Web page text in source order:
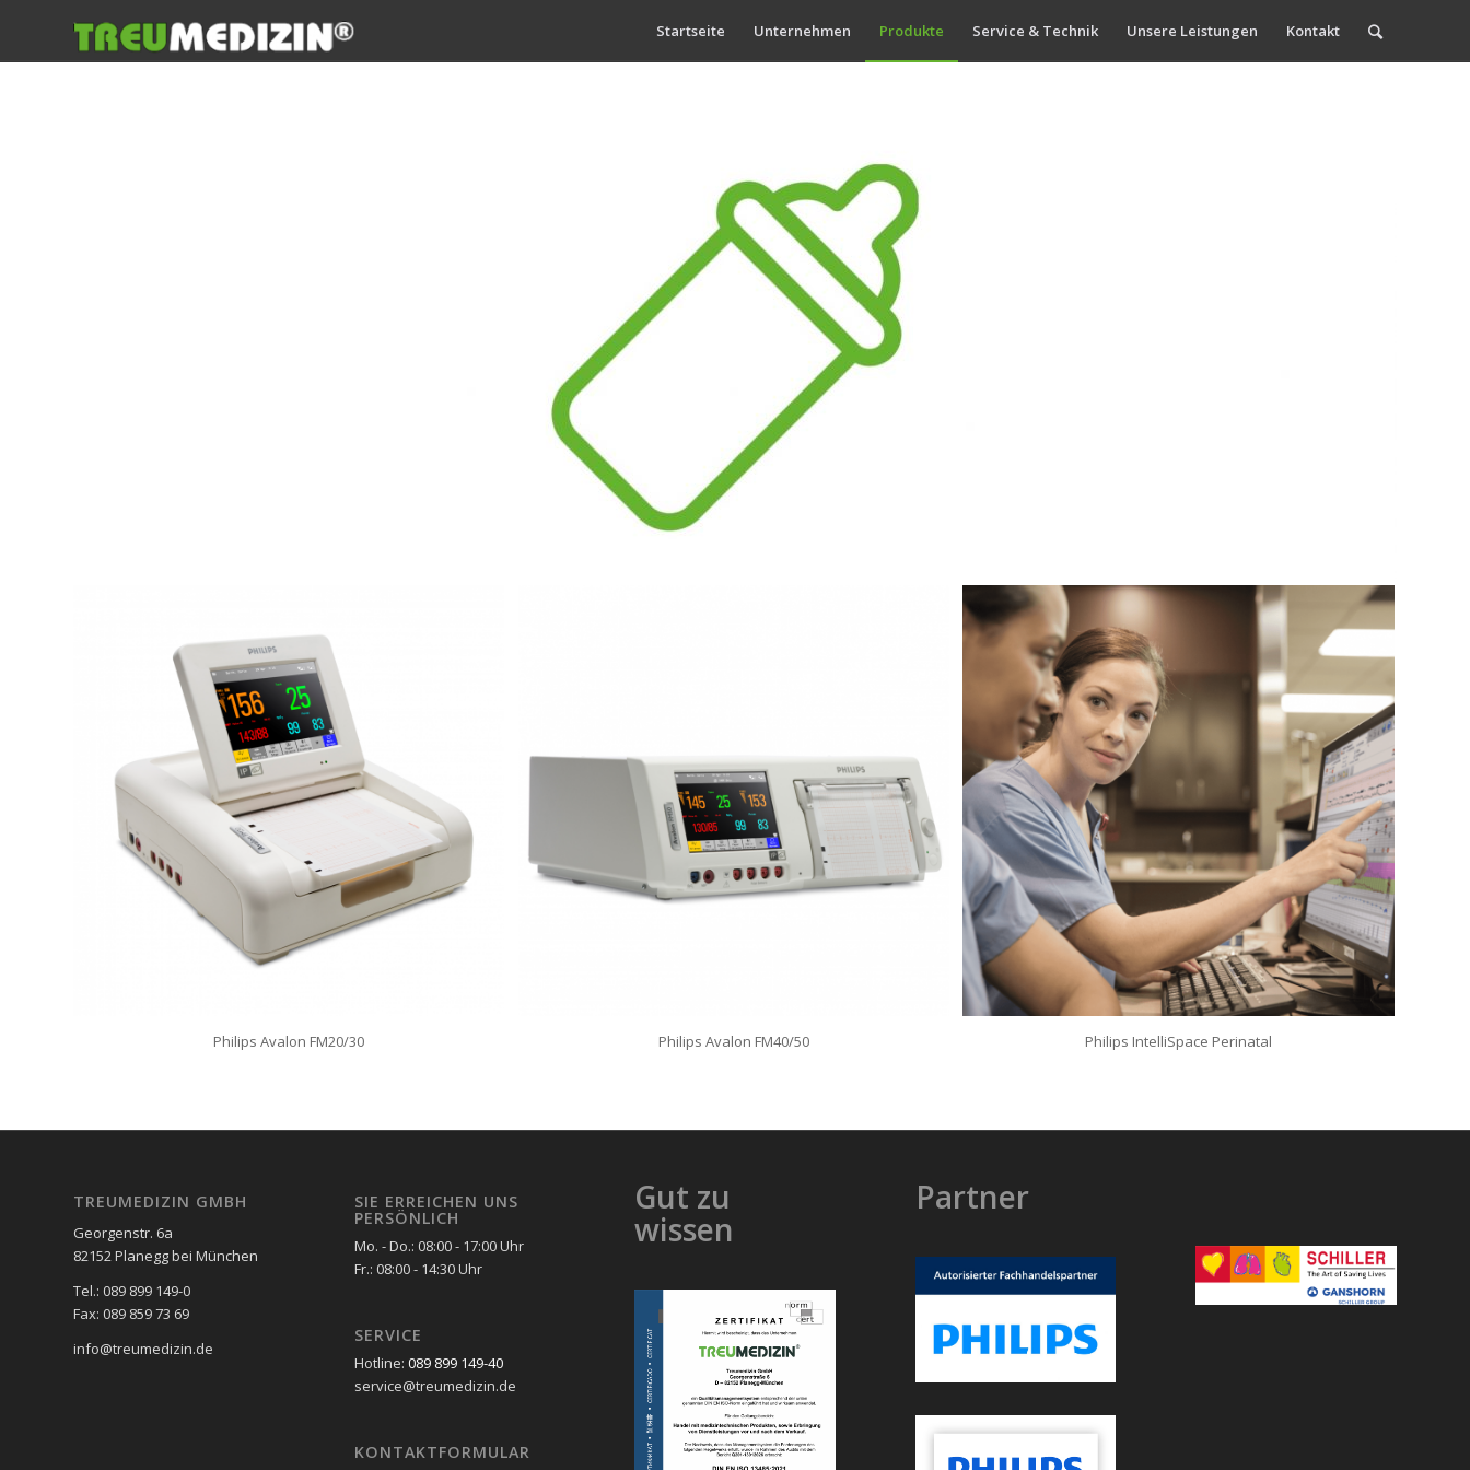
Startseite Unternehmen Produkte Service & Technik Unsere Leistungen Kontakt
Philips Avalon FM20/30 Philips Avalon FM40/50 Philips IntelliSpace Perinatal
TREUMEDIZIN GMBH
Georgenstr. 6a
82152 Planegg bei München
Tel.: 089 899 149-0
Fax: 089 859 73 69
info@treumedizin.de
SIE ERREICHEN UNS
PERSÖNLICH
Mo. - Do.: 08:00 - 17:00 Uhr
Fr.: 08:00 - 14:30 Uhr
SERVICE
Hotline: 089 899 149-40
service@treumedizin.de
KONTAKTFORMULAR
Gut zu
wissen
Partner